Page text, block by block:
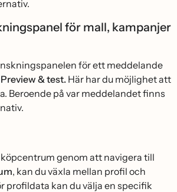
för mall, kampanjer
för ett meddelande
Preview & test. Här har du möjlighet att
Beroende på var meddelandet finns
genom att navigera till
, kan du växla mellan profil och
profildata kan du välja en specifik